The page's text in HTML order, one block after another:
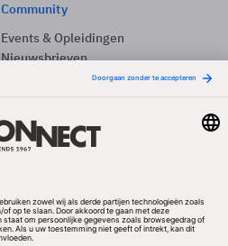
Community
Events & Opleidingen
Nieuwsbrieven